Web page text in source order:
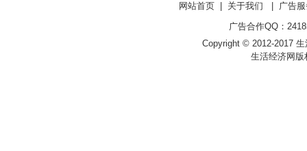
网站首页 关于我们
广告
广告合作QQ：
Copyright © 2012-2017
生活经济网